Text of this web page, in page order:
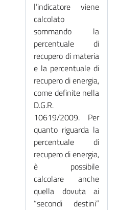
l’indicatore viene
calcolato
sommando la
percentuale di
recupero di materia
e la percentuale di
recupero di energia,
come definite nella
D.G.R.
10619/2009. Per
quanto riguarda la
percentuale di
recupero di energia,
è possibile
calcolare anche
quella dovuta ai
“secondi destini”